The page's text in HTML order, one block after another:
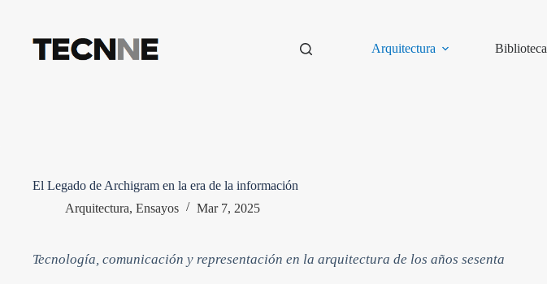
contenido
Arquitectura
Biblioteca
El Legado de Archigram en la era de la información
Arquitectura, Ensayos Mar 7, 2025
Tecnología, comunicación y representación en la arquitectura de los años sesenta